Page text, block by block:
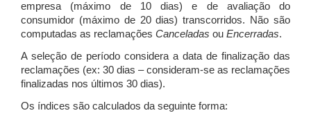
empresa (máximo de 10 dias) e de avaliação do
consumidor (máximo de 20 dias) transcorridos. Não são
computadas as reclamações Canceladas ou Encerradas.
A seleção de período considera a data de finalização das
reclamações (ex: 30 dias – consideram-se as reclamações
finalizadas nos últimos 30 dias).
Os índices são calculados da seguinte forma: